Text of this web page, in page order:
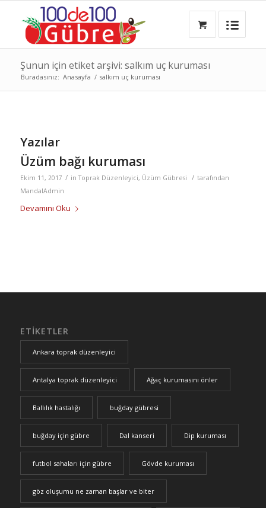
Şunun için etiket arşivi: salkım uç kuruması
Buradasınız: Anasayfa / salkım uç kuruması
Yazılar
Üzüm bağı kuruması
Ekim 11, 2017 / inToprak Düzenleyici, Üzüm Gübresi / tarafından
MandalAdmin
Devamını Oku
ETIKETLER
Ankara toprak düzenleyici
Antalya toprak düzenleyici Ağaç kurumasını önler
Ballılık hastalığı buğday gübresi
buğday için gübre Dal kanseri Dip kuruması
futbol sahaları için gübre Gövde kuruması
göz oluşumu ne zaman başlar ve biter